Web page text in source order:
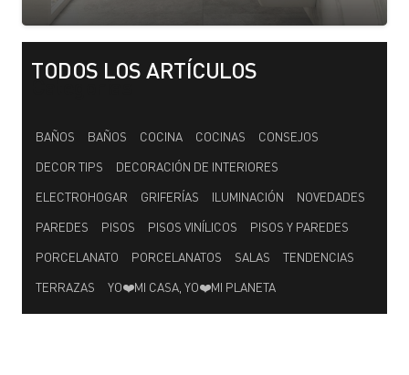
TODOS LOS ARTÍCULOS
Categorías
BAÑOS BAÑOS COCINA COCINAS CONSEJOS
DECOR TIPS DECORACIÓN DE INTERIORES
ELECTROHOGAR GRIFERÍAS ILUMINACIÓN NOVEDADES
PAREDES PISOS PISOS VINÍLICOS PISOS Y PAREDES
PORCELANATO PORCELANATOS SALAS TENDENCIAS
TERRAZAS YO❤️MI CASA, YO❤️MI PLANETA